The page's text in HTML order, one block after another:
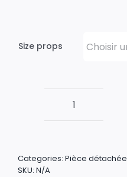
Size props
quantité
guard
Categories: Pièce détachée
SKU: N/A